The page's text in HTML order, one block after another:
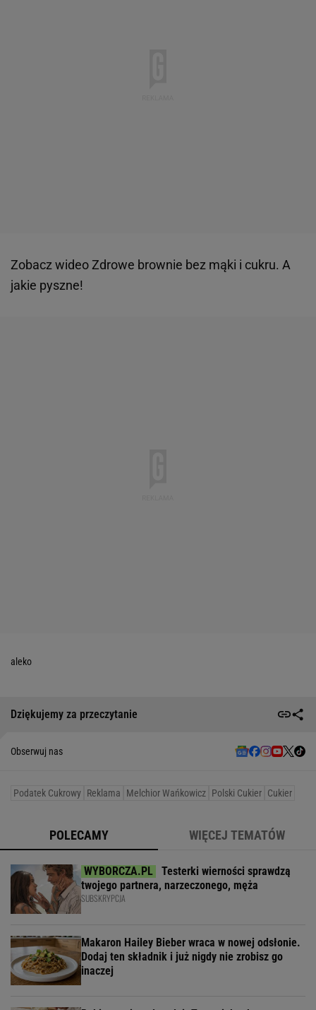
Zobacz wideo Zdrowe brownie bez mąki i cukru. A
jakie pyszne!
aleko
Dziękujemy za przeczytanie
Obserwuj nas
Podatek Cukrowy Reklama Melchior Wańkowicz Polski Cukier Cukier
POLECAMY WIĘCEJ TEMATÓW
Testerki wierności sprawdzą
twojego partnera, narzeczonego, męża
SUBSKRYPCJA
Makaron Hailey Bieber wraca w nowej odsłonie.
Dodaj ten składnik i już nigdy nie zrobisz go
inaczej